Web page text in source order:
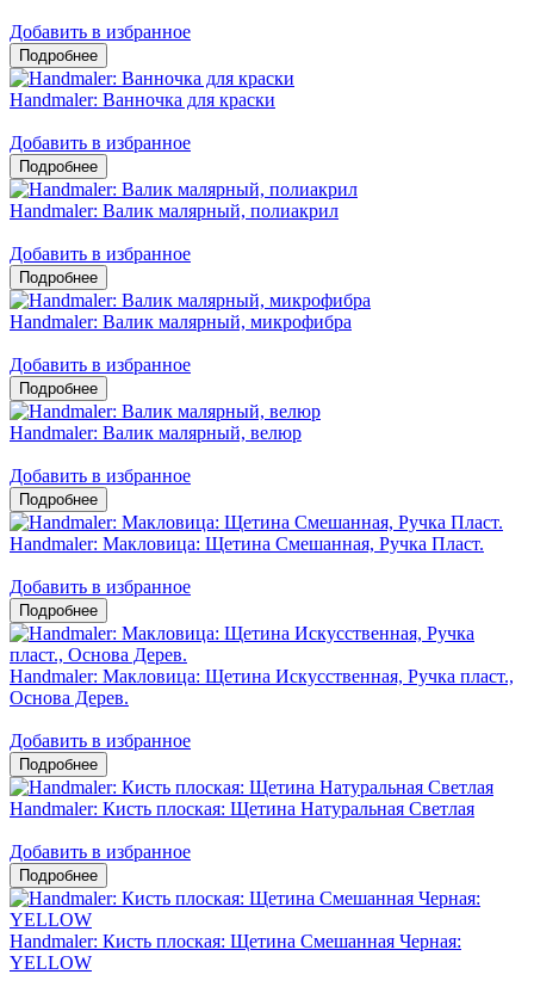
Добавить в избранное
Handmaler: Ванночка для краски
Добавить в избранное
Handmaler: Валик малярный, полиакрил
Добавить в избранное
Handmaler: Валик малярный, микрофибра
Добавить в избранное
Handmaler: Валик малярный, велюр
Добавить в избранное
Handmaler: Макловица: Щетина Смешанная, Ручка Пласт.
Добавить в избранное
Handmaler: Макловица: Щетина Искусственная, Ручка пласт.,
Основа Дерев.
Добавить в избранное
Handmaler: Кисть плоская: Щетина Натуральная Светлая
Добавить в избранное
Handmaler: Кисть плоская: Щетина Смешанная Черная:
YELLOW